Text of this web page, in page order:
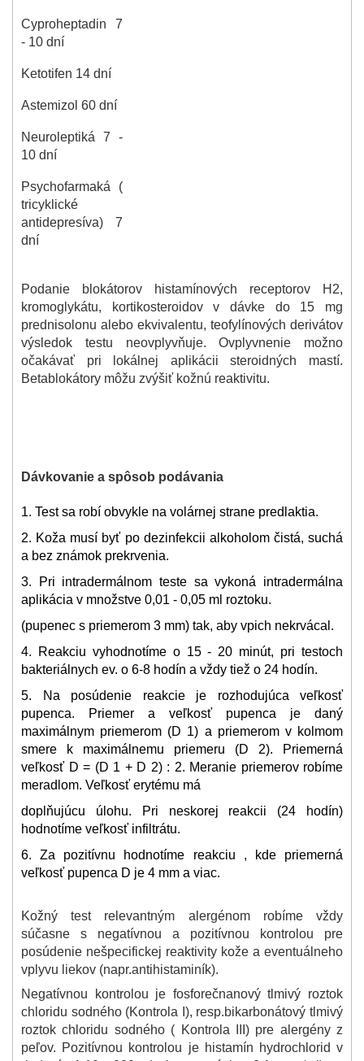
Cyproheptadin 7
- 10 dní
Ketotifen 14 dní
Astemizol 60 dní
Neuroleptiká 7 -
10 dní
Psychofarmaká (
tricyklické
antidepresíva) 7
dní
Podanie blokátorov histamínových receptorov H2,
kromoglykátu, kortikosteroidov v dávke do 15 mg
prednisolonu alebo ekvivalentu, teofylínových derivátov
výsledok testu neovplyvňuje. Ovplyvnenie možno
očakávať pri lokálnej aplikácii steroidných mastí.
Betablokátory môžu zvýšiť kožnú reaktivitu.
Dávkovanie a spôsob podávania
1. Test sa robí obvykle na volárnej strane predlaktia.
2. Koža musí byť po dezinfekcii alkoholom čistá, suchá
a bez známok prekrvenia.
3. Pri intradermálnom teste sa vykoná intradermálna
aplikácia v množstve 0,01 - 0,05 ml roztoku.
(pupenec s priemerom 3 mm) tak, aby vpich nekrvácal.
4. Reakciu vyhodnotíme o 15 - 20 minút, pri testoch
bakteriálnych ev. o 6-8 hodín a vždy tiež o 24 hodín.
5. Na posúdenie reakcie je rozhodujúca veľkosť
pupenca. Priemer a veľkosť pupenca je daný
maximálnym priemerom (D 1) a priemerom v kolmom
smere k maximálnemu priemeru (D 2). Priemerná
veľkosť D = (D 1 + D 2) : 2. Meranie priemerov robíme
meradlom. Veľkosť erytému má
doplňujúcu úlohu. Pri neskorej reakcii (24 hodín)
hodnotíme veľkosť infiltrátu.
6. Za pozitívnu hodnotíme reakciu , kde priemerná
veľkosť pupenca D je 4 mm a viac.
Kožný test relevantným alergénom robíme vždy
súčasne s negatívnou a pozitívnou kontrolou pre
posúdenie nešpecifickej reaktivity kože a eventuálneho
vplyvu liekov (napr.antihistaminík).
Negatívnou kontrolou je fosforečnanový tlmivý roztok
chloridu sodného (Kontrola I), resp.bikarbonátový tlmivý
roztok chloridu sodného ( Kontrola III) pre alergény z
peľov. Pozitívnou kontrolou je histamín hydrochlorid v